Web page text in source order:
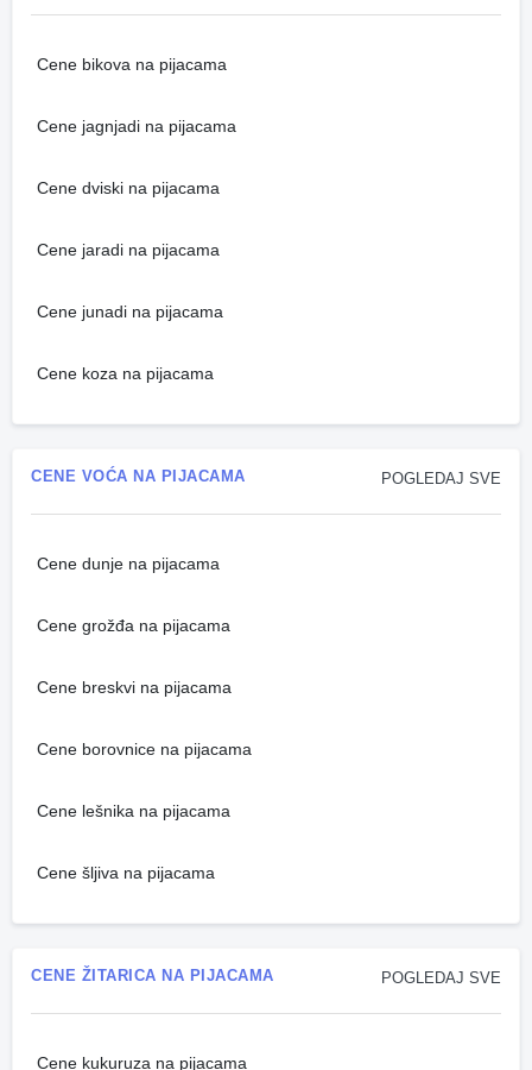
Cene bikova na pijacama
Cene jagnjadi na pijacama
Cene dviski na pijacama
Cene jaradi na pijacama
Cene junadi na pijacama
Cene koza na pijacama
POGLEDAJ SVE
CENE VOĆA NA PIJACAMA
Cene dunje na pijacama
Cene grožđa na pijacama
Cene breskvi na pijacama
Cene borovnice na pijacama
Cene lešnika na pijacama
Cene šljiva na pijacama
POGLEDAJ SVE
CENE ŽITARICA NA PIJACAMA
Cene kukuruza na pijacama